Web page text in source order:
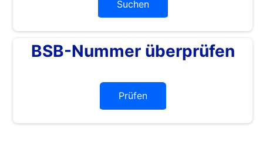
Suchen
BSB-Nummer überprüfen
Prüfen